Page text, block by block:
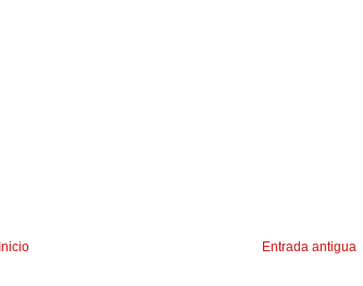
Entrada antigua
Inicio